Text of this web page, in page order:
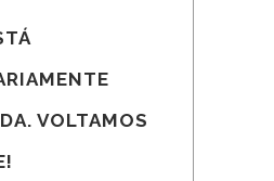
VOLTAMOS